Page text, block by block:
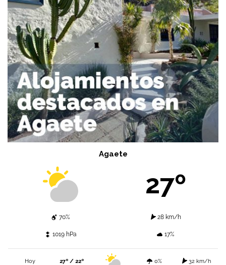
Agaete
27º
70% 28 km/h
1019 hPa 17%
Hoy 27º / 22º 0% 32 km/h